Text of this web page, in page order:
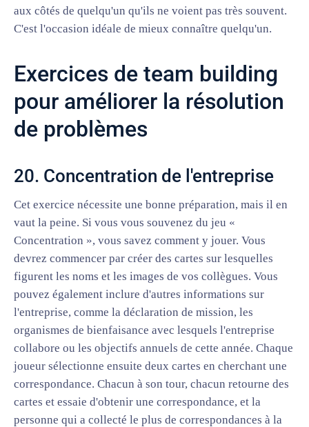
aux côtés de quelqu'un qu'ils ne voient pas très souvent.
C'est l'occasion idéale de mieux connaître quelqu'un.
Exercices de team building
pour améliorer la résolution
de problèmes
20. Concentration de l'entreprise
Cet exercice nécessite une bonne préparation, mais il en
vaut la peine. Si vous vous souvenez du jeu «
Concentration », vous savez comment y jouer. Vous
devrez commencer par créer des cartes sur lesquelles
figurent les noms et les images de vos collègues. Vous
pouvez également inclure d'autres informations sur
l'entreprise, comme la déclaration de mission, les
organismes de bienfaisance avec lesquels l'entreprise
collabore ou les objectifs annuels de cette année. Chaque
joueur sélectionne ensuite deux cartes en cherchant une
correspondance. Chacun à son tour, chacun retourne des
cartes et essaie d'obtenir une correspondance, et la
personne qui a collecté le plus de correspondances à la